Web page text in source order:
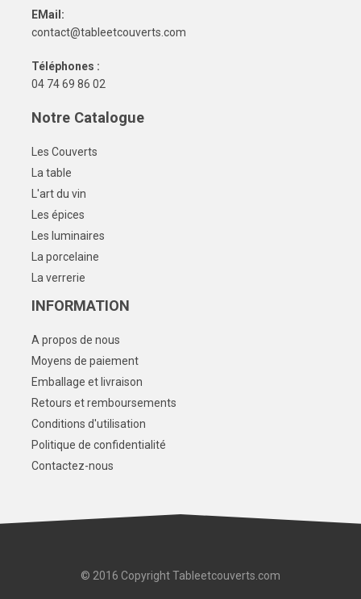
EMail:
contact@tableetcouverts.com
Téléphones :
04 74 69 86 02
Notre Catalogue
Les Couverts
La table
L'art du vin
Les épices
Les luminaires
La porcelaine
La verrerie
INFORMATION
A propos de nous
Moyens de paiement
Emballage et livraison
Retours et remboursements
Conditions d'utilisation
Politique de confidentialité
Contactez-nous
© 2016 Copyright Tableetcouverts.com